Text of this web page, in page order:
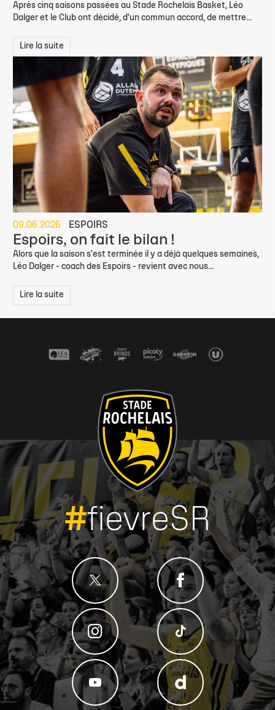
Après cinq saisons passées au Stade Rochelais Basket, Léo
Dalger et le Club ont décidé, d'un commun accord, de mettre...
Lire la suite
09.06.2026 ESPOIRS
Espoirs, on fait le bilan !
Alors que la saison s'est terminée il y a déjà quelques semaines,
Léo Dalger - coach des Espoirs - revient avec nous...
Lire la suite
#fievreSR